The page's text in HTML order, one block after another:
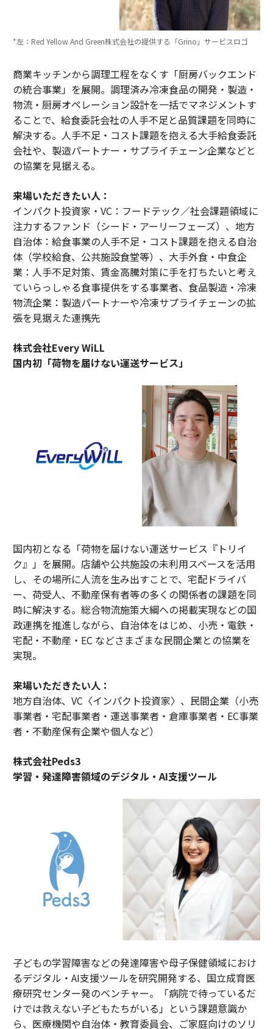
*左：Red Yellow And Green株式会社の提供する「Grino」サービスロゴ
商業キッチンから調理工程をなくす「厨房バックエンド
の統合事業」を展開。調理済み冷凍食品の開発・製造・
物流・厨房オペレーション設計を一括でマネジメントす
ることで、給食委託会社の人手不足と品質課題を同時に
解決する。人手不足・コスト課題を抱える大手給食委託
会社や、製造パートナー・サプライチェーン企業などと
の協業を見据える。
来場いただきたい人：
インパクト投資家・VC：フードテック／社会課題領域に
注力するファンド（シード・アーリーフェーズ）、地方
自治体：給食事業の人手不足・コスト課題を抱える自治
体（学校給食、公共施設食堂等）、大手外食・中食企
業：人手不足対策、賃金高騰対策に手を打ちたいと考え
ていらっしゃる食事提供をする事業者、食品製造・冷凍
物流企業：製造パートナーや冷凍サプライチェーンの拡
張を見据えた連携先
株式会社Every WiLL
国内初「荷物を届けない運送サービス」
国内初となる「荷物を届けない運送サービス『トリイ
ク』」を展開。店舗や公共施設の未利用スペースを活用
し、その場所に人流を生み出すことで、宅配ドライバ
ー、荷受人、不動産保有者等の多くの関係者の課題を同
時に解決する。総合物流施策大綱への掲載実現などの国
政連携を推進しながら、自治体をはじめ、小売・電鉄・
宅配・不動産・EC などさまざまな民間企業との協業を
実現。
来場いただきたい人：
地方自治体、VC〈インパクト投資家〉、民間企業（小売
事業者・宅配事業者・運送事業者・倉庫事業者・EC事業
者・不動産保有企業や個人など）
株式会社Peds3
学習・発達障害領域のデジタル・AI支援ツール
子どもの学習障害などの発達障害や母子保健領域におけ
るデジタル・AI支援ツールを研究開発する、国立成育医
療研究センター発のベンチャー。「病院で待っているだ
けでは救えない子どもたちがいる」という課題意識か
ら、医療機関や自治体・教育委員会、ご家庭向けのソリ